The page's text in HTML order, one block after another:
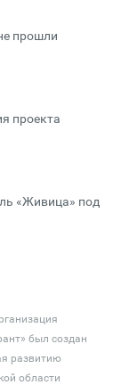
прошли
проекта
«Живица» под
был создан
развитию
области